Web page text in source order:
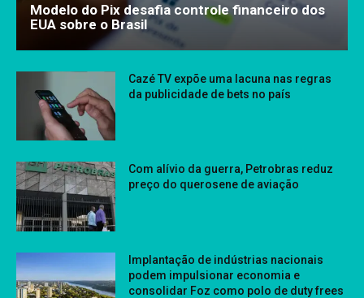
Modelo do Pix desafia controle financeiro dos
EUA sobre o Brasil
Cazé TV expõe uma lacuna nas regras
da publicidade de bets no país
Com alívio da guerra, Petrobras reduz
preço do querosene de aviação
Implantação de indústrias nacionais
podem impulsionar economia e
consolidar Foz como polo de duty frees